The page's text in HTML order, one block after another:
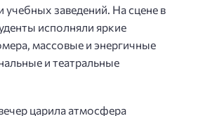
учебных заведений. На сцене в
исполняли яркие
массовые и энергичные
и театральные
царила атмосфера